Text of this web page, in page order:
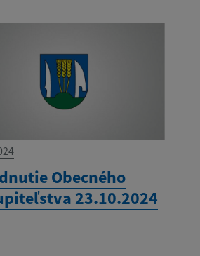
Obecného
23.10.2024